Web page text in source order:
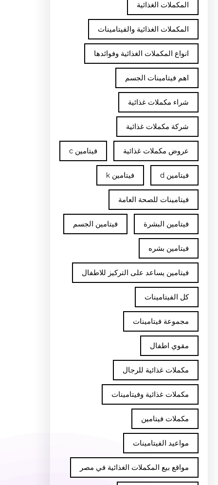
المكملات الغذائية
المكملات الغذائية والفيتامينات
انواع المكملات الغذائية وفوائدها
اهم فيتامينات الجسم
شراء مكملات غذائية
شركة مكملات غذائية
عروض مكملات غذائية فيتامين c
فيتامين d فيتامين k
فيتامينات للصحة العامة
فيتامين البشرة فيتامين الجسم
فيتامين بشره
فيتامين يساعد على التركيز للاطفال
كل الفيتامينات
مجموعة فيتامينات
مقوي اطفال
مكملات غذائية للرجال
مكملات غذائية وفيتامينات
مكملات فيتامين
مواعيد الفيتامينات
مواقع بيع المكملات الغذائية في مصر